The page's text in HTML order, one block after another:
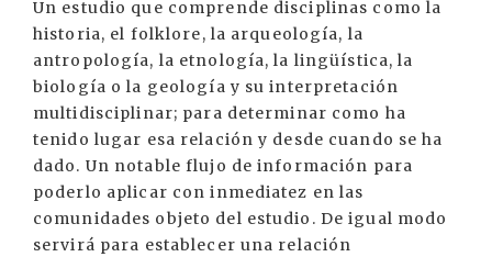
Un estudio que comprende disciplinas como la
historia, el folklore, la arqueología, la
antropología, la etnología, la lingüística, la
biología o la geología y su interpretación
multidisciplinar; para determinar como ha
tenido lugar esa relación y desde cuando se ha
dado. Un notable flujo de información para
poderlo aplicar con inmediatez en las
comunidades objeto del estudio. De igual modo
servirá para establecer una relación